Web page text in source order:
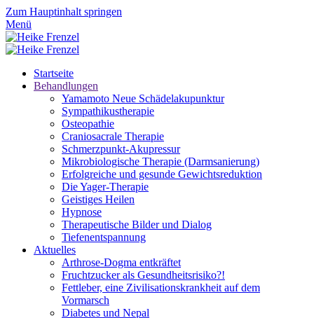
Zum Hauptinhalt springen
Menü
Startseite
Behandlungen
Yamamoto Neue Schädelakupunktur
Sympathikustherapie
Osteopathie
Craniosacrale Therapie
Schmerzpunkt-Akupressur
Mikrobiologische Therapie (Darmsanierung)
Erfolgreiche und gesunde Gewichtsreduktion
Die Yager-Therapie
Geistiges Heilen
Hypnose
Therapeutische Bilder und Dialog
Tiefenentspannung
Aktuelles
Arthrose-Dogma entkräftet
Fruchtzucker als Gesundheitsrisiko?!
Fettleber, eine Zivilisationskrankheit auf dem
Vormarsch
Diabetes und Nepal